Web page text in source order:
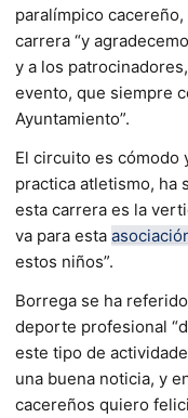
paralímpico
carrera “y
y a los
evento, que siempre
Ayuntamiento”.
El circuito es cómodo
practica atletismo, ha
esta carrera es la
va para esta
estos niños”.
Borrega se ha
deporte profesional
este tipo de
una buena noticia, y
cacereños quiero